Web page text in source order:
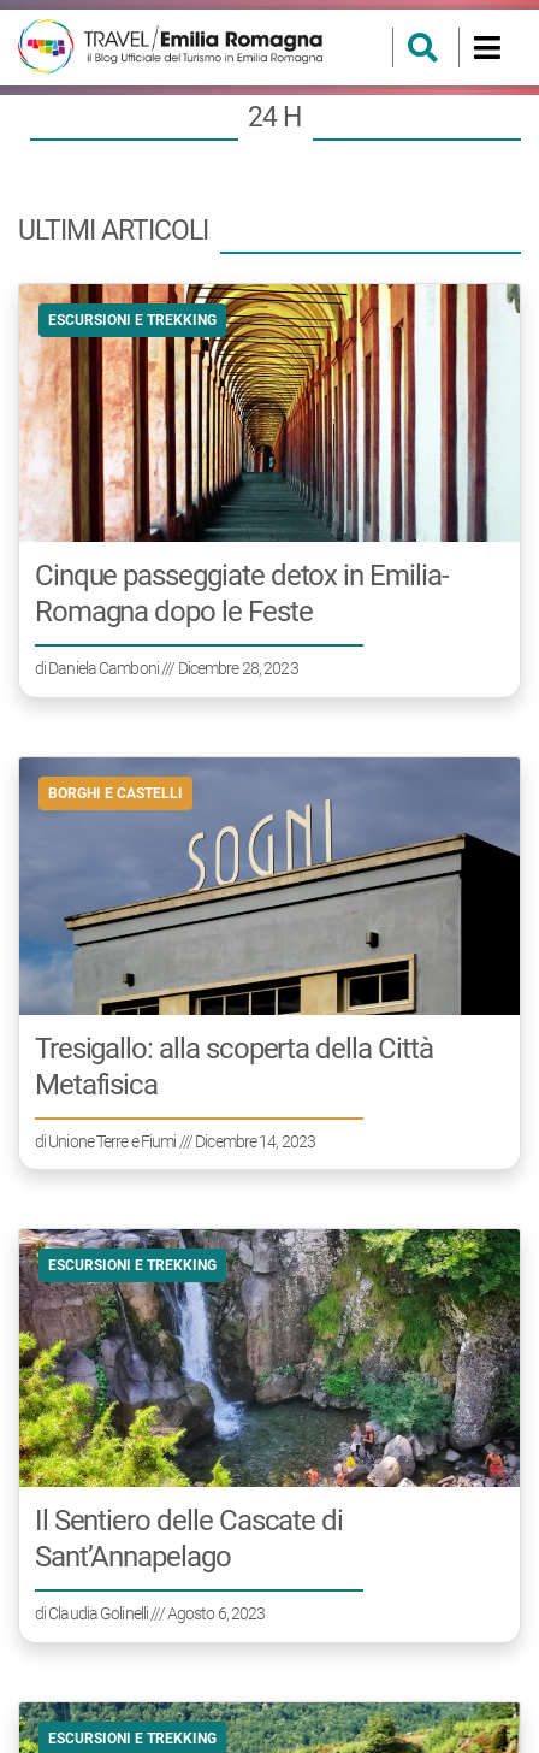
24 H
ULTIMI ARTICOLI
ESCURSIONI E TREKKING
Cinque passeggiate detox in Emilia-
Romagna dopo le Feste
diDaniela Camboni/// Dicembre 28, 2023
BORGHI E CASTELLI
Tresigallo: alla scoperta della Città
Metafisica
diUnione Terre e Fiumi /// Dicembre 14, 2023
ESCURSIONI E TREKKING
Il Sentiero delle Cascate di
Sant’Annapelago
diClaudia Golinelli/// Agosto 6, 2023
ESCURSIONI E TREKKING